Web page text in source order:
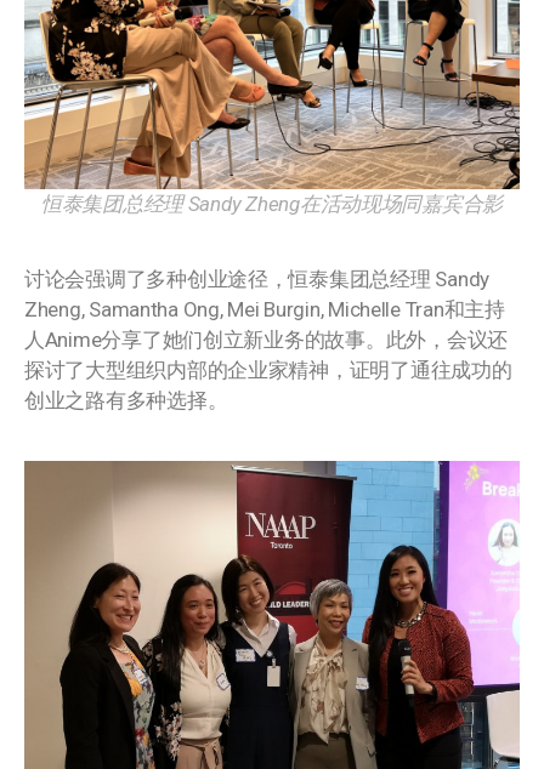
恒泰集团总经理 Sandy Zheng在活动现场同嘉宾合影
讨论会强调了多种创业途径，恒泰集团总经理 Sandy
Zheng, Samantha Ong, Mei Burgin, Michelle Tran和主持
人Anime分享了她们创立新业务的故事。此外，会议还
探讨了大型组织内部的企业家精神，证明了通往成功的
创业之路有多种选择。